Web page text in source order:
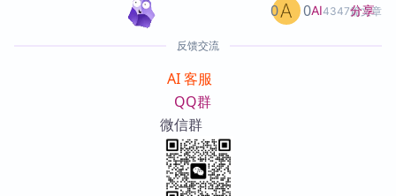
AI4347篇文章
0 0 分享
反馈交流
AI 客服
QQ群
微信群